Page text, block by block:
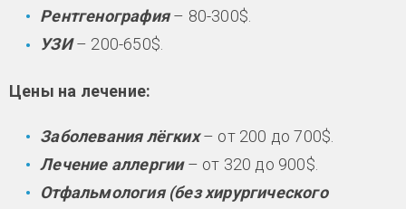
Рентгенография– 80-300$.
УЗИ – 200-650$.
Цены на лечение:
Заболевания лёгких – от 200 до 700$.
Лечение аллергии– от 320 до 900$.
Отфальмология (без хирургического